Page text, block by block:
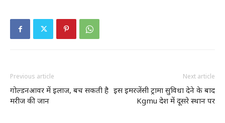
Previous article
गोल्डनआवर में इलाज, बच सकती है
मरीज की जान
Next article
इस इमरजेंसी ट्रामा सुविधा देने के बाद
Kgmu देश में दूसरे स्थान पर